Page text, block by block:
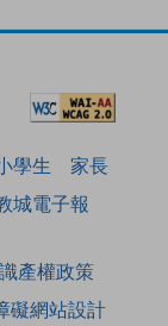
學生
家長
城電子報
產權政策
礙網站設計